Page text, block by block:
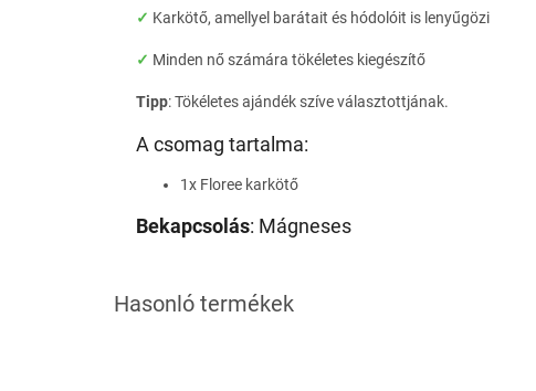
✓ Karkötő, amellyel barátait és hódolóit is lenyűgözi
✓ Minden nő számára tökéletes kiegészítő
Tipp: Tökéletes ajándék szíve választottjának.
A csomag tartalma:
1x Floree karkötő
Bekapcsolás: Mágneses